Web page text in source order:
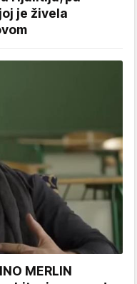
je živela
MERLIN